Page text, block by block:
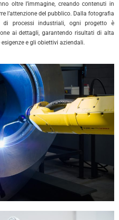
oltre l’immagine, creando contenuti in
l’attenzione del pubblico. Dalla fotografia
processi industriali, ogni progetto è
ai dettagli, garantendo risultati di alta
e gli obiettivi aziendali.